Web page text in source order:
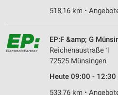
518,16 km •
EP:F &amp; G
Reichenaustraße 1
72525 Münsingen
Heute 09:00 - 12:30
533,76 km •